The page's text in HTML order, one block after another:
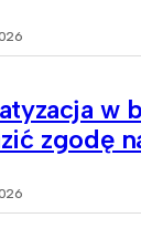
w
zgodę